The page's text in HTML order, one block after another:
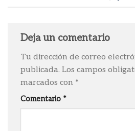
Deja un comentario
Tu dirección de correo
publicada. Los campos
marcados con *
Comentario *